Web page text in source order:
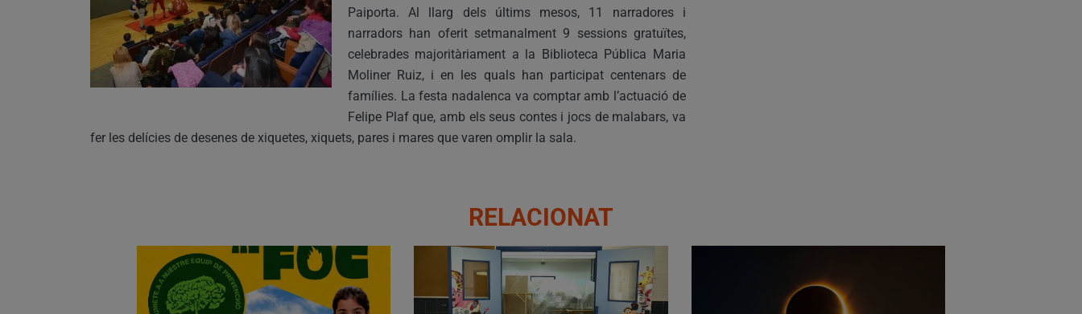
Paiporta. Al llarg dels últims mesos, 11 narradores i
narradors han oferit setmanalment 9 sessions gratuïtes,
celebrades majoritàriament a la Biblioteca Pública Maria
Moliner Ruiz, i en les quals han participat centenars de
famílies. La festa nadalenca va comptar amb l’actuació de
Felipe Plaf que, amb els seus contes i jocs de malabars, va
fer les delícies de desenes de xiquetes, xiquets, pares i mares que varen omplir la sala.
RELACIONAT